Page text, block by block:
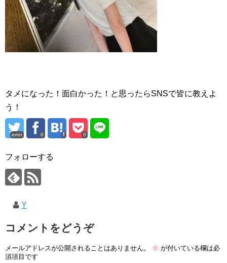
タメになった！面白かった！と思ったらSNSで皆に教えよ
う！
error 0 0
フォローする
Y
コメントをどうぞ
メールアドレスが公開されることはありません。 ※ が付いている欄は必
須項目です